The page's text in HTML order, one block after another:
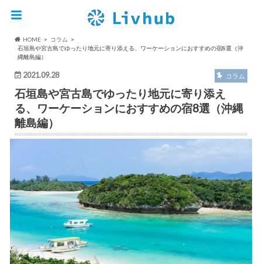
HOME
コラム
石垣島や宮古島でゆったり地元に寄り添える、ワーケーションにおすすめの宿8選（沖
縄離島編）
2021.09.28 コラム
石垣島や宮古島でゆったり地元に寄り添え
る、ワーケーションにおすすめの宿8選（沖縄
離島編）